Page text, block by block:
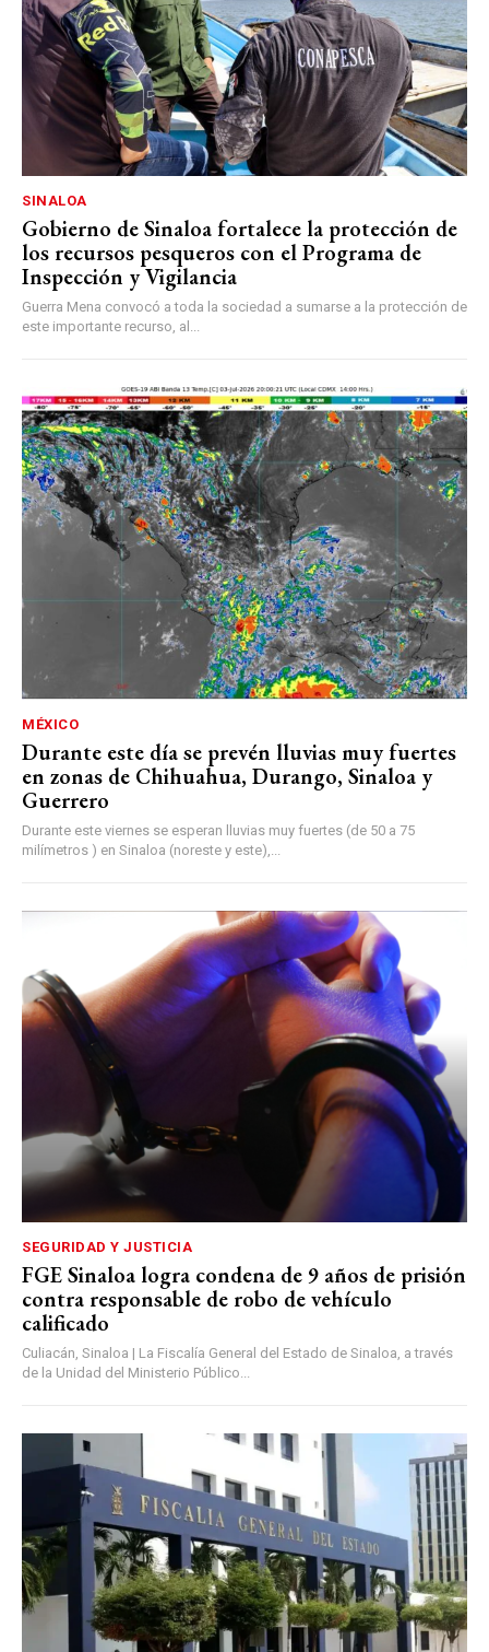
SINALOA
Gobierno de Sinaloa fortalece la protección de
los recursos pesqueros con el Programa de
Inspección y Vigilancia
Guerra Mena convocó a toda la sociedad a sumarse a la protección de
este importante recurso, al...
MÉXICO
Durante este día se prevén lluvias muy fuertes
en zonas de Chihuahua, Durango, Sinaloa y
Guerrero
Durante este viernes se esperan lluvias muy fuertes (de 50 a 75
milímetros ) en Sinaloa (noreste y este),...
SEGURIDAD Y JUSTICIA
FGE Sinaloa logra condena de 9 años de prisión
contra responsable de robo de vehículo
calificado
Culiacán, Sinaloa | La Fiscalía General del Estado de Sinaloa, a través
de la Unidad del Ministerio Público...